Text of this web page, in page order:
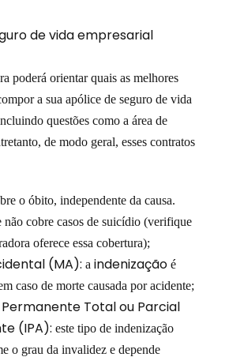
de vida empresarial
poderá orientar quais as melhores
a sua apólice de seguro de vida
questões como a área de
de modo geral, esses contratos
o óbito, independente da causa.
não cobre casos de suicídio (verifique
oferece essa cobertura);
(MA): a indenização é
caso de morte causada por acidente;
Total ou Parcial
(IPA): este tipo de indenização
o grau da invalidez e depende